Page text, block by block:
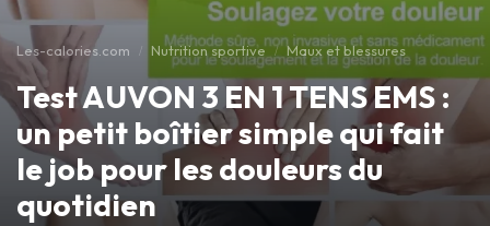
Les-calories.com Nutrition sportive Maux et blessures
Test AUVON 3 EN 1 TENS EMS :
un petit boîtier simple qui fait
le job pour les douleurs du
quotidien